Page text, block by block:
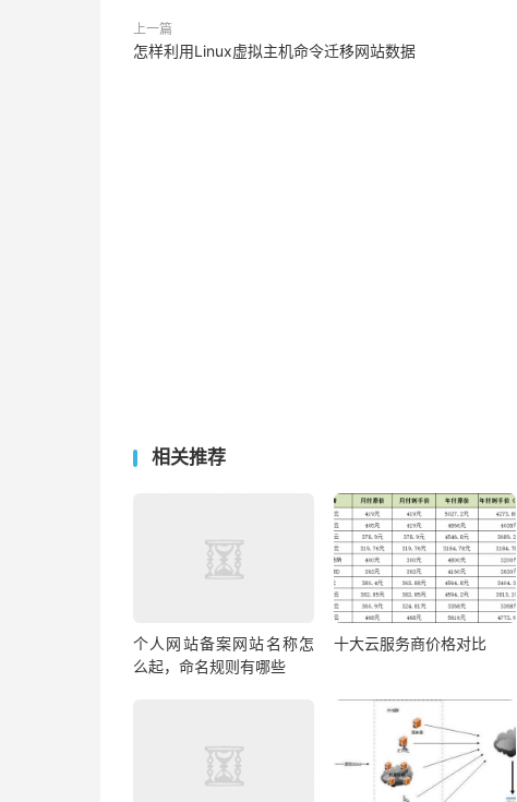
上一篇
怎样利用Linux虚拟主机命令迁移网站数据
相关推荐
个人网站备案网站名称怎
么起，命名规则有哪些
十大云服务商价格对比